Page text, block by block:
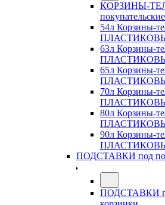
КОРЗИНЫ-
54л Корзины-
63л Корзины-
65л Корзины-
70л Корзины-
80л Корзины-
90л Корзины-
ПОДСТАВКИ под
ПОДСТАВКИ